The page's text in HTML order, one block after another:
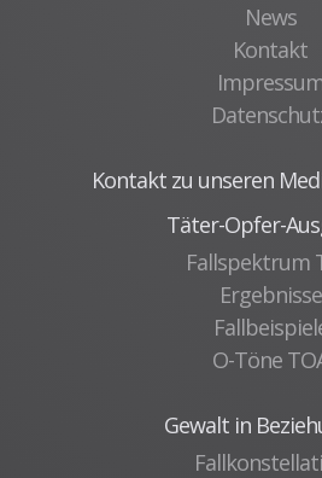
News
Kontakt
Kontakt zu unseren
Täter-Opfer-
Fallspektrum
Ergebnisse
O-Töne
Gewalt in